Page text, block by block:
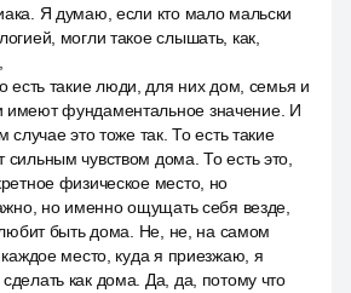
Я думаю, если кто мало мальски
могли такое слышать, как,
есть такие люди, для них дом, семья и
имеют фундаментальное значение. И
это тоже так. То есть такие
чувством дома. То есть это,
физическое место, но
но именно ощущать себя везде,
быть дома. Не, не, на самом
место, куда я приезжаю, я
как дома. Да, да, потому что